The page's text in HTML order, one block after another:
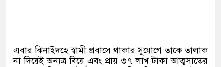
এবার ঝিনাইদহে স্বামী প্রবাসে থাকার সুযোগে তাকে তালাক
না দিয়েই অন্যত্র বিয়ে এবং প্রায় ৩৭ লাখ টাকা আত্মসাতের